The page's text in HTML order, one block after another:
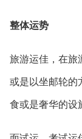
整体运势
旅游运佳，在旅
或是以坐邮轮的
食或是奢华的设